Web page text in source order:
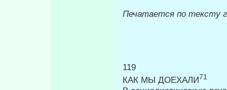
Печатается по тексту
119
КАК МЫ ДОЕХАЛИ71